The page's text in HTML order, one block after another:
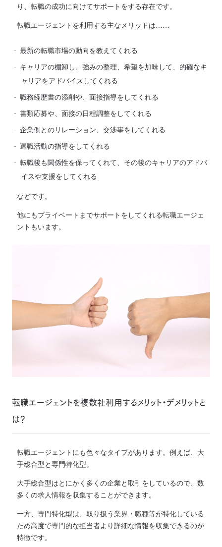
り、転職の成功に向けてサポートをする存在です。
転職エージェントを利用する主なメリットは……
最新の転職市場の動向を教えてくれる
キャリアの棚卸し、強みの整理、希望を加味して、的確なキ
ャリアをアドバイスしてくれる
職務経歴書の添削や、面接指導をしてくれる
書類応募や、面接の日程調整をしてくれる
企業側とのリレーション、交渉事をしてくれる
退職活動の指導をしてくれる
転職後も関係性を保ってくれて、その後のキャリアのアドバ
イスや支援をしてくれる
などです。
他にもプライベートまでサポートをしてくれる転職エージェ
ントもいます。
転職エージェントを複数社利用するメリット・デメリットと
は？
転職エージェントにも色々なタイプがあります。例えば、大
手総合型と専門特化型。
大手総合型はとにかく多くの企業と取引をしているので、数
多くの求人情報を収集することができます。
一方、専門特化型は、取り扱う業界・職種等が特化している
ため高度で専門的な担当者より詳細な情報を収集できるのが
特徴です。